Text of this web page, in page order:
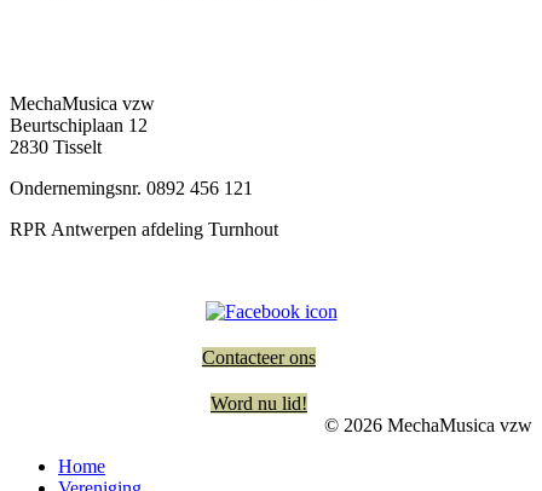
MechaMusica vzw
Beurtschiplaan 12
2830 Tisselt
Ondernemingsnr. 0892 456 121
RPR Antwerpen afdeling Turnhout
Contacteer ons
Word nu lid!
© 2026 MechaMusica vzw
Home